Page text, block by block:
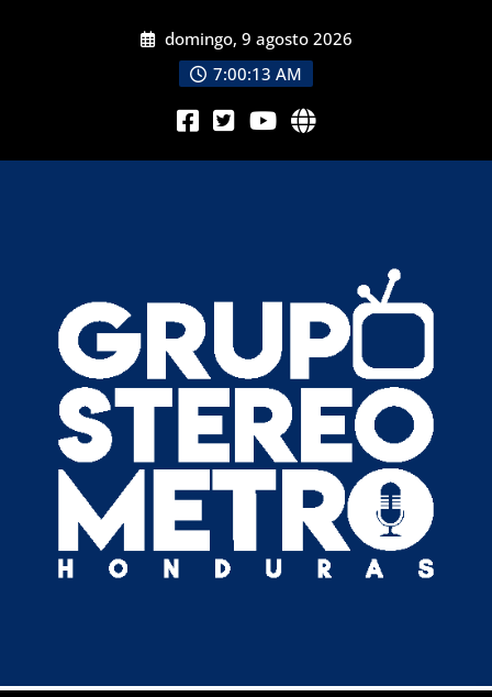
domingo, 9 agosto 2026
7:00:15 AM